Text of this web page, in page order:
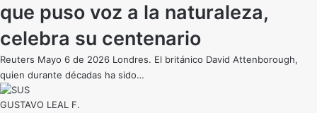
que puso voz a la naturaleza,
celebra su centenario
Reuters Mayo 6 de 2026 Londres. El británico David Attenborough,
quien durante décadas ha sido…
GUSTAVO LEAL F.